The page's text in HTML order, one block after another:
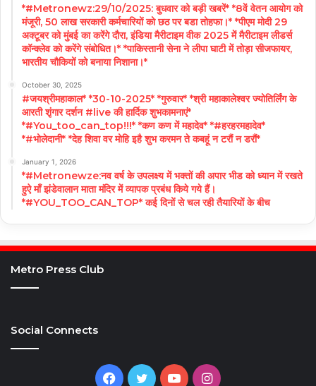
*#Metronewz:29/10/2025: बुधवार को बड़ी खबरें* *8वें वेतन आयोग को
मंजूरी, 50 लाख सरकारी कर्मचारियों को छठ पर बडा तोहफा।* *पीएम मोदी 29
अक्टूबर को मुंबई का करेंगे दौरा, इंडिया मैरीटाइम वीक 2025 में मैरीटाइम लीडर्स
कॉन्क्लेव को करेंगे संबोधित।* *पाकिस्तानी सेना ने लीपा घाटी में तोड़ा सीजफायर,
भारतीय चौकियों को बनाया निशाना।*
October 30, 2025
#जयश्रीमहाकाल* *30-10-2025* *गुरुवार* *श्री महाकालेश्वर ज्योतिर्लिंग के
आरती शृंगार दर्शन #live की हार्दिक शुभकामनाएं*
*#You_too_can_top!!!* *कण कण में महादेव* *#हरहरमहादेव*
*#भोलेदानी* *देह शिवा वर मोहि इहै शुभ करमन ते कबहूं न टरौं न डरौं*
January 1, 2026
*#Metronewze:नव वर्ष के उपलक्ष्य में भक्तों की अपार भीड को ध्यान में रखते
हुऐ माँ झंडेवालान माता मंदिर में व्यापक प्रबंध किये गये हैं।
*#YOU_TOO_CAN_TOP* कई दिनों से चल रही तैयारियों के बीच
Metro Press Club
Social Connects
Facebook
TwitterYouTubeInstagram